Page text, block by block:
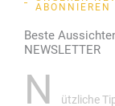
ABONNIEREN
Beste
NEWSLETTER
N
ützliche